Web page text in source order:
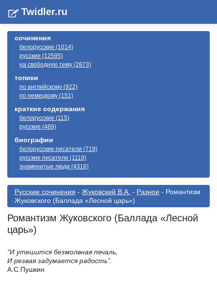
Twidler.ru
сочинения
белорусские (1014)
русские (12595)
на свободную тему (2873)
топики
по английскому (922)
по немецкому (151)
краткие содержания
белорусские (115)
русские (489)
биографии
белорусские писатели (719)
русские писатели (1119)
знаменитые люди (4316)
Русские сочинения - Жуковский В.А. - Разное - Романтизм
Жуковского (Баллада «Лесной царь»)
Романтизм Жуковского (Баллада «Лесной
царь»)
“И утешится безмолвная печаль,
И резвая задумается радость”.
А.С.Пушкин